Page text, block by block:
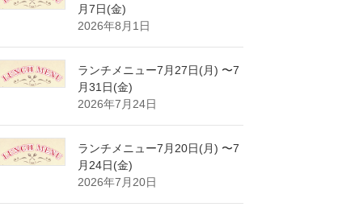
月7日(金)
2026年8月1日
ランチメニュー7月27日(月) 〜7
月31日(金)
2026年7月24日
ランチメニュー7月20日(月) 〜7
月24日(金)
2026年7月20日